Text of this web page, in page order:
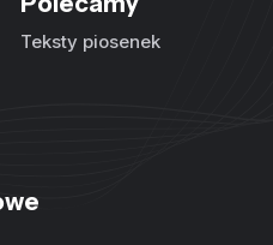
Teksty piosenek